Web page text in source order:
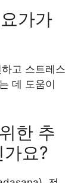
가가
고 스트레스
데 도움이
한 추
요?